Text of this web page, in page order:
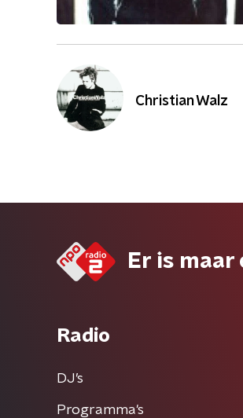
Christian Walz
Er is maar
Radio
DJ’s
Programma's